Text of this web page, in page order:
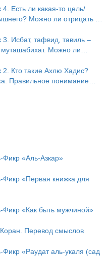
Есть ли какая-то цель/
Можно ли отрицать в
Концепция ибн Таймийи
Исбат, тафвид, тавиль –
Можно ли
«биля кейфа» (без
Кто такие Ахлю Хадис?
Правильное понимание
Фикр «Аль-Азкар»
Фикр «Первая книжка для
Фикр «Как быть мужчиной»
Перевод смыслов
«Раудат аль-укаля (cад